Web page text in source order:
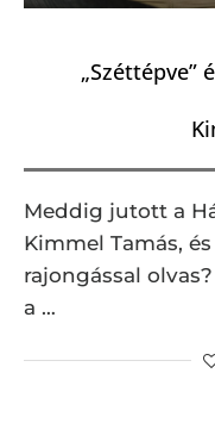
„Széttépve”
Meddig jutott a
Kimmel Tamás,
rajongással
a …